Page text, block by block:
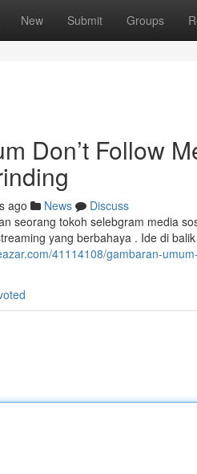
New Submit Groups
Don’t Follow
ago News
Discuss
seorang tokoh selebgram media
yang berbahaya . Ide di
41114108/gambaran-